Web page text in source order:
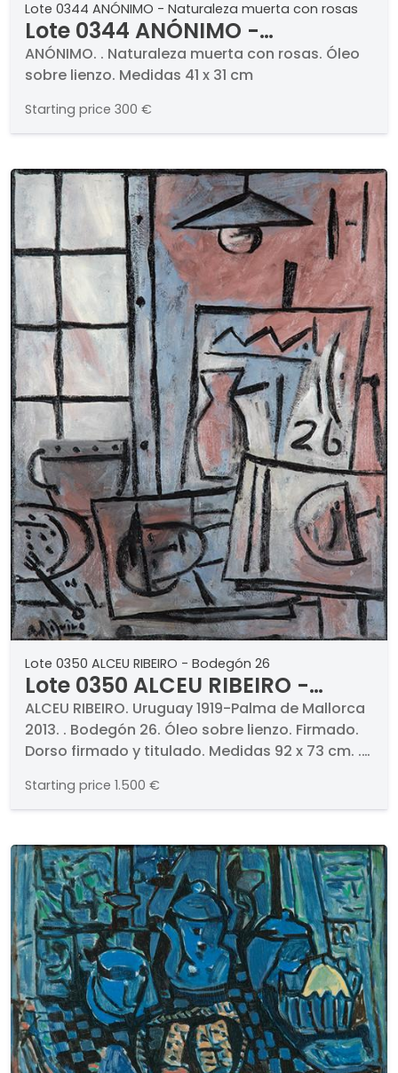
Lote 0344 ANÓNIMO - Naturaleza muerta con rosas
Lote 0344 ANÓNIMO -
Naturaleza muerta con rosas
ANÓNIMO. . Naturaleza muerta con rosas. Óleo
sobre lienzo. Medidas 41 x 31 cm
Starting price 300 €
Lote 0350 ALCEU RIBEIRO - Bodegón 26
Lote 0350 ALCEU RIBEIRO -
Bodegón 26
ALCEU RIBEIRO. Uruguay 1919-Palma de Mallorca
2013. . Bodegón 26. Óleo sobre lienzo. Firmado.
Dorso firmado y titulado. Medidas 92 x 73 cm. .
Barcelona. Colección particular
Starting price 1.500 €